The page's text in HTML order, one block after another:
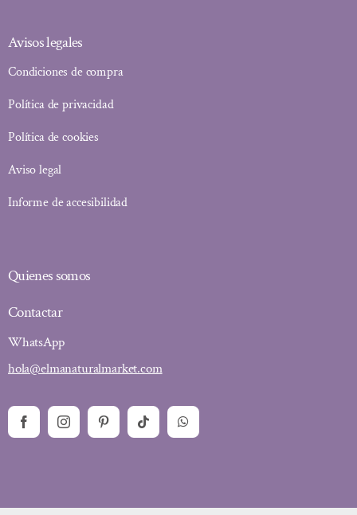
Avisos legales
Condiciones de compra
Política de privacidad
Política de cookies
Aviso legal
Informe de accesibilidad
Quienes somos
Contactar
WhatsApp
hola@elmanaturalmarket.com